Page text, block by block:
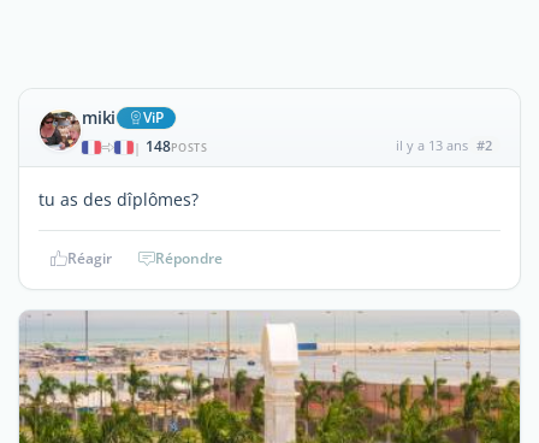
miki ViP
| 148POSTS il y a 13 ans #2
tu as des dîplômes?
Réagir Répondre